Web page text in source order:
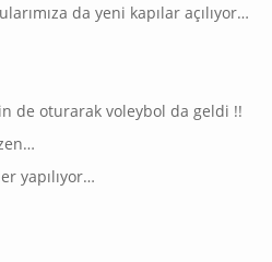
da yeni kapılar açılıyor…
de oturarak voleybol da geldi !!
yapılıyor…